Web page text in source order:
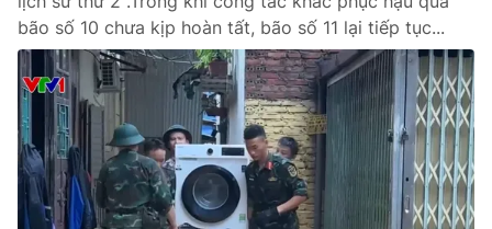
bão số 10 chưa kịp hoàn tất, bão số 11 lại tiếp tục...